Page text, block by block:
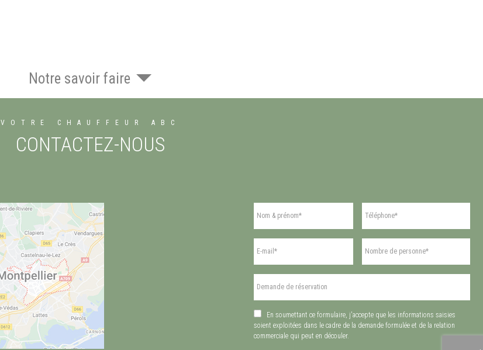
Notre savoir faire
VOTRE CHAUFFEUR ABC
CONTACTEZ-NOUS
En soumettant ce formulaire, j'accepte que les informations saisies
soient exploitées dans le cadre de la demande formulée et de la relation
commerciale qui peut en découler.